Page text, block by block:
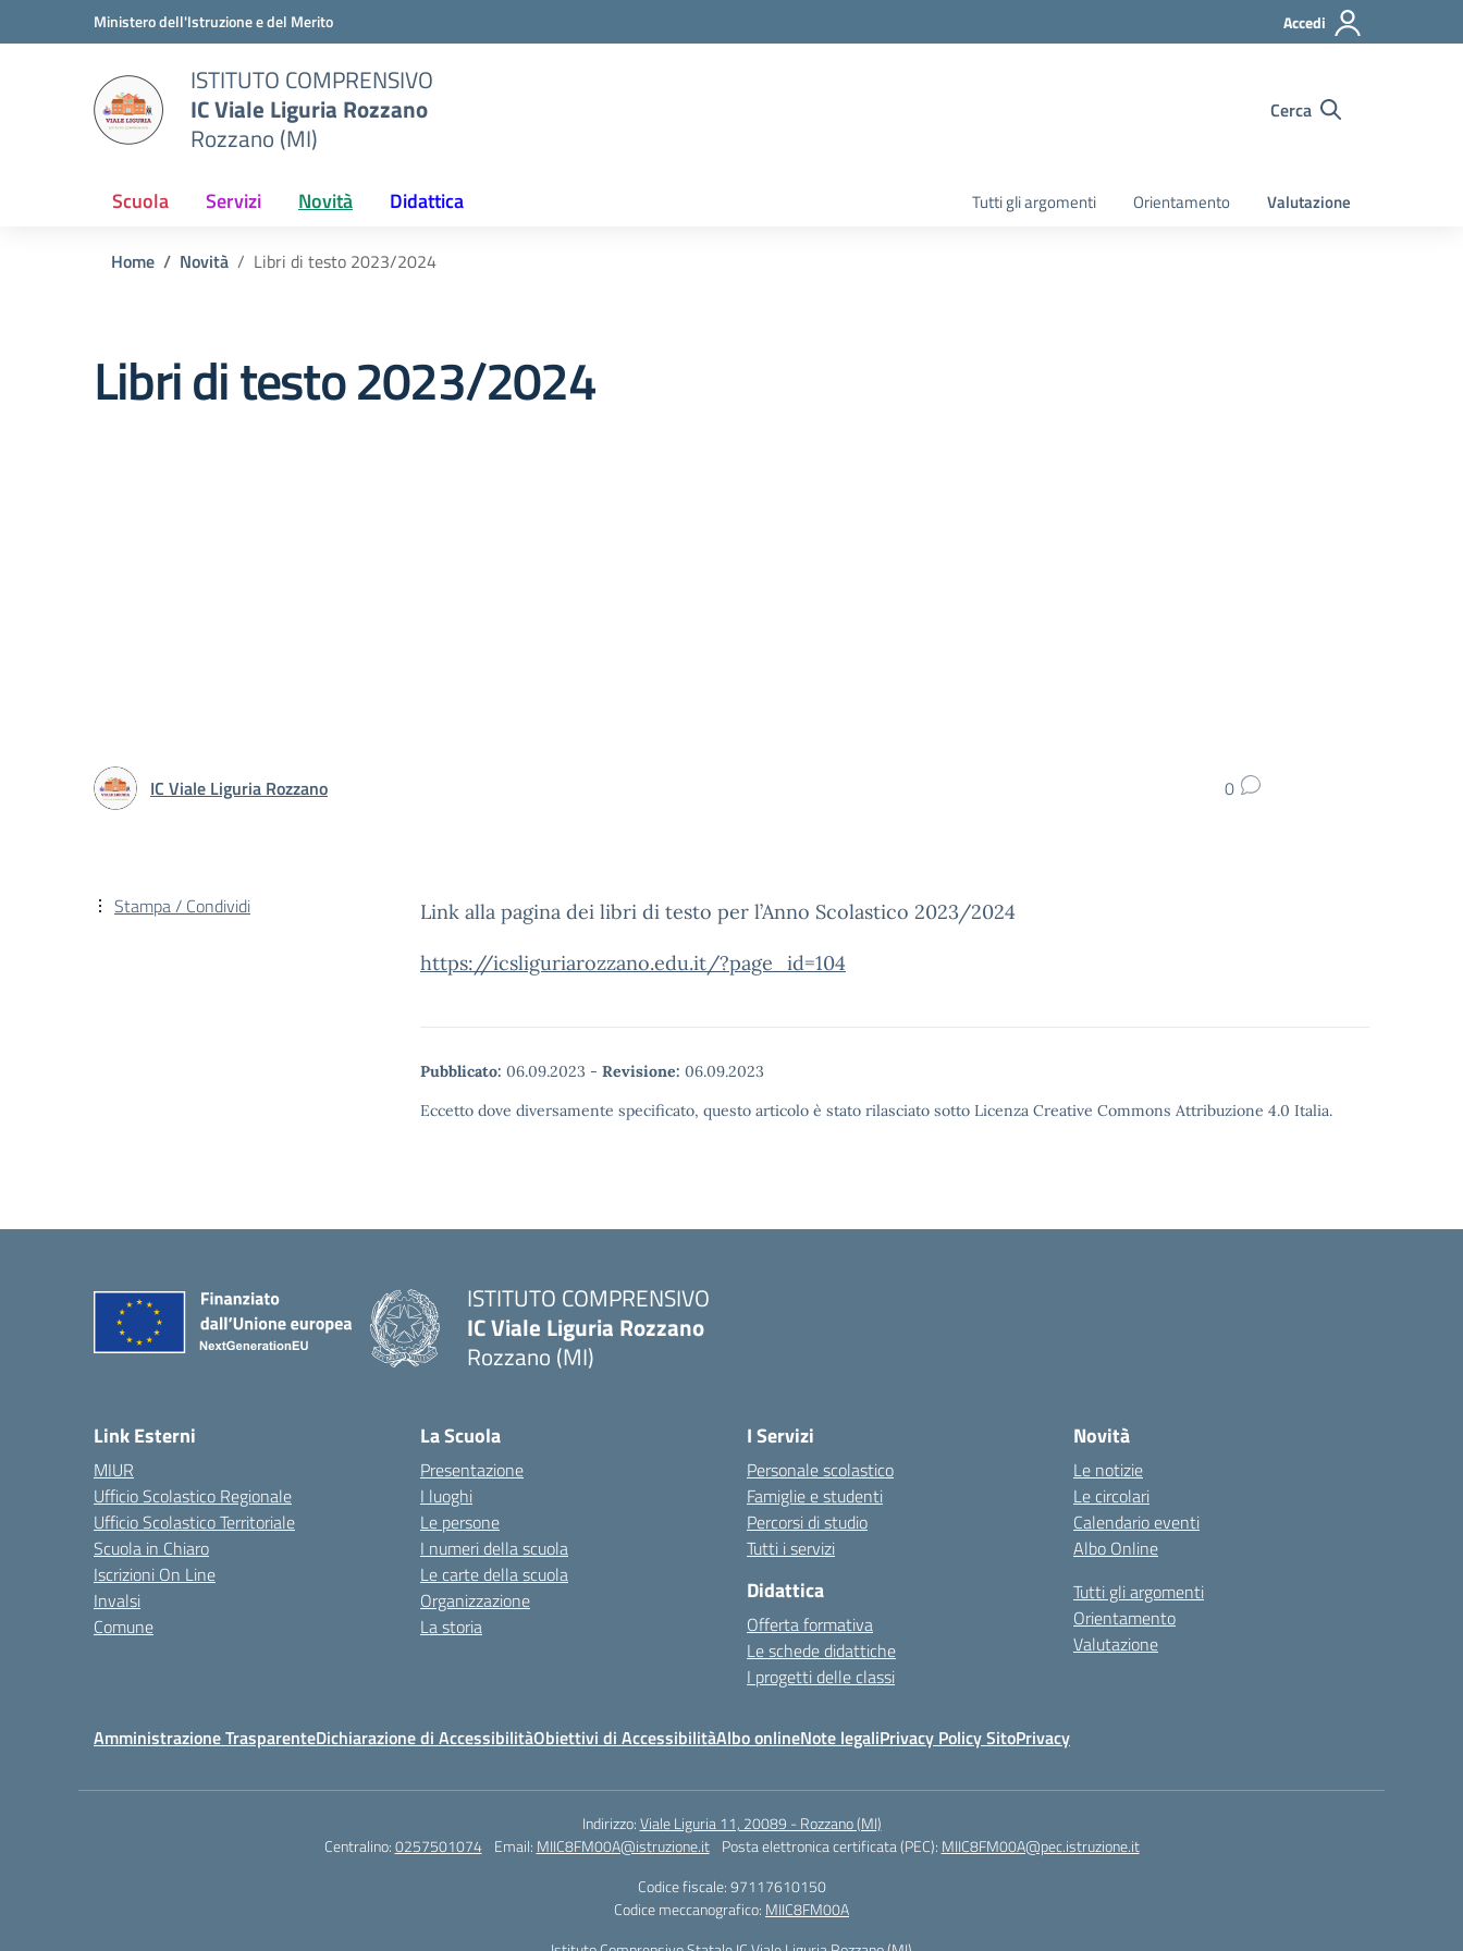
Vai ai contenuti
Vai al menu di navigazioneMinistero dell'Istruzione e del Merito Accedi
ISTITUTO COMPRENSIVO
IC Viale Liguria Rozzano
Rozzano (MI)
Cerca
Scuola Servizi Novità Didattica Tutti gli argomenti Orientamento Valutazione
Home Novità Libri di testo 2023/2024
Libri di testo 2023/2024
IC Viale Liguria Rozzano 0
Link alla pagina dei libri di testo per l’Anno Scolastico 2023/2024
https://icsliguriarozzano.edu.it/?page_id=104
Pubblicato: 06.09.2023 - Revisione: 06.09.2023
Eccetto dove diversamente specificato, questo articolo è stato rilasciato sotto Licenza Creative Commons Attribuzione 4.0 Italia.
Stampa / Condividi
ISTITUTO COMPRENSIVO
IC Viale Liguria Rozzano
Rozzano (MI)
Link Esterni
MIUR
Ufficio Scolastico Regionale
Ufficio Scolastico Territoriale
Scuola in Chiaro
Iscrizioni On Line
Invalsi
Comune
La Scuola
Presentazione
I luoghi
Le persone
I numeri della scuola
Le carte della scuola
Organizzazione
La storia
I Servizi
Personale scolastico
Famiglie e studenti
Percorsi di studio
Tutti i servizi
Didattica
Offerta formativa
Le schede didattiche
I progetti delle classi
Novità
Le notizie
Le circolari
Calendario eventi
Albo Online
Tutti gli argomenti
Orientamento
Valutazione
Amministrazione TrasparenteDichiarazione di AccessibilitàObiettivi di AccessibilitàAlbo onlineNote legaliPrivacy Policy SitoPrivacy
Indirizzo:Viale Liguria 11, 20089 - Rozzano (MI)
Centralino:0257501074 Email: MIIC8FM00A@istruzione.it Posta elettronica certificata (PEC): MIIC8FM00A@pec.istruzione.it
Codice fiscale: 97117610150
Codice meccanografico: MIIC8FM00A